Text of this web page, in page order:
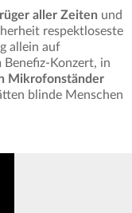
aller Zeiten und
respektloseste
allein auf
Konzert, in
Mikrofonständer
blinde Menschen